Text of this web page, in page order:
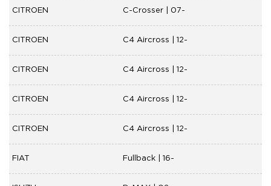
CITROEN C-Crosser | 07-
CITROEN C4 Aircross | 12-
CITROEN C4 Aircross | 12-
CITROEN C4 Aircross | 12-
CITROEN C4 Aircross | 12-
FIAT Fullback | 16-